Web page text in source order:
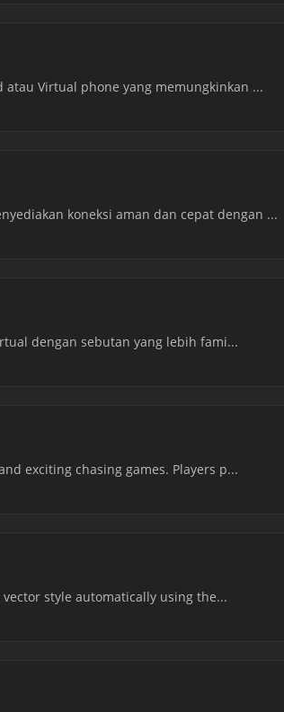
Virtual phone yang memungkinkan ...
koneksi aman dan cepat dengan ...
dengan sebutan yang lebih fami...
exciting chasing games. Players p...
style automatically using the...